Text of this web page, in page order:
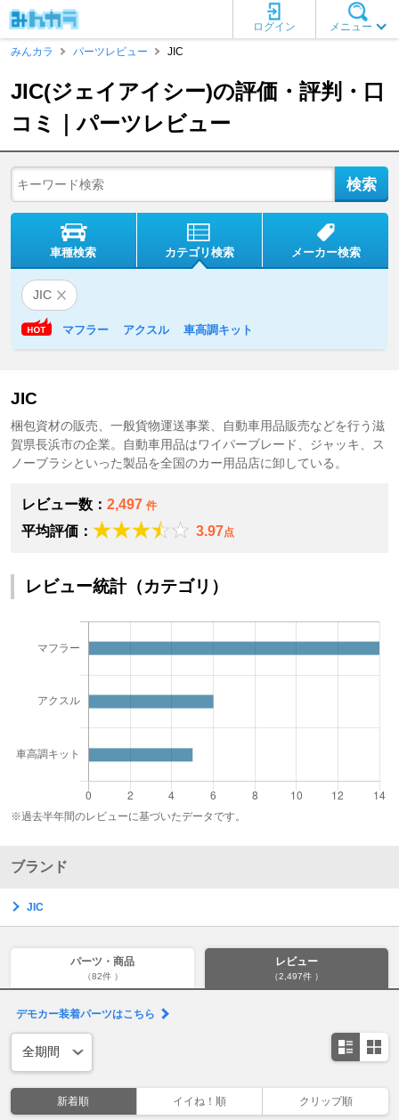
メニュー
ログイン
みんカラ
パーツレビュー JIC
JIC(ジェイアイシー)の評価・評判・口
コミ｜パーツレビュー
車種検索 カテゴリ検索 メーカー検索
JIC
マフラー アクスル 車高調キット
JIC
梱包資材の販売、一般貨物運送事業、自動車用品販売などを行う滋
賀県長浜市の企業。自動車用品はワイパーブレード、ジャッキ、ス
ノーブラシといった製品を全国のカー用品店に卸している。
レビュー数： 2,497 件
平均評価： 3.97点
レビュー統計（カテゴリ）
※過去半年間のレビューに基づいたデータです。
ブランド
JIC
パーツ・商品
（82件 ）
レビュー
（2,497件 ）
デモカー装着パーツはこちら
新着順 イイね！順 クリップ順